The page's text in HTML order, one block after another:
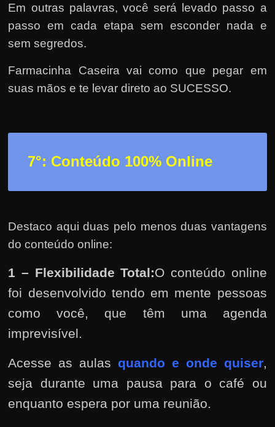
Em outras palavras, você será levado passo a
passo em cada etapa sem esconder nada e
sem segredos.
Farmacinha Caseira vai como que pegar em
suas mãos e te levar direto ao SUCESSO.
7°: Conteúdo 100% Online
Destaco aqui duas pelo menos duas vantagens
do conteúdo online:
1 – Flexibilidade Total:O conteúdo online
foi desenvolvido tendo em mente pessoas
como você, que têm uma agenda
imprevisível.
Acesse as aulas quando e onde quiser,
seja durante uma pausa para o café ou
enquanto espera por uma reunião.